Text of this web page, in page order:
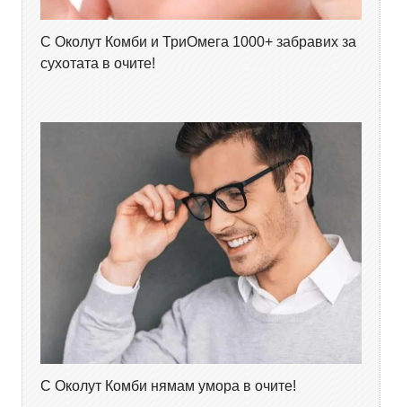
С Околут Комби и ТриОмега 1000+ забравих за
сухотата в очите!
С Околут Комби нямам умора в очите!